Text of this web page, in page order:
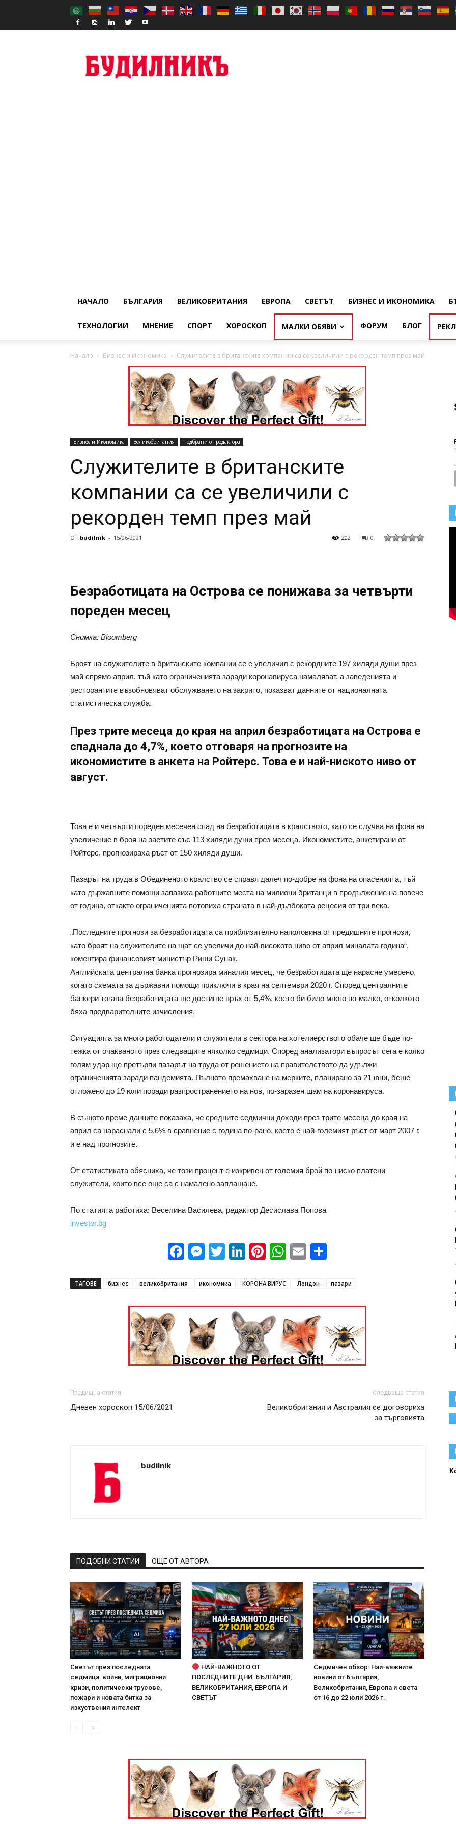
НАЧАЛО БЪЛГАРИЯ ВЕЛИКОБРИТАНИЯ ЕВРОПА СВЕТЪТ БИЗНЕС И ИКОНОМИКА
ТЕХНОЛОГИИ МНЕНИЕ СПОРТ ХОРОСКОП МАЛКИ ОБЯВИ ФОРУМ БЛОГ
Начало Бизнес и Икономика Служителите в британските компании са се увеличили с рекорден темп през май
Бизнес и Икономика Великобритания Подбрани от редактора
Служителите в британските
компании са се увеличили с
рекорден темп през май
От budilnik - 15/06/2021 0
202
Безработицата на Острова се понижава за четвърти
пореден месец
Снимка: Bloomberg
Броят на служителите в британските компании се е увеличил с рекордните 197 хиляди души през
май спрямо април, тъй като ограниченията заради коронавируса намаляват, а заведенията и
ресторантите възобновяват обслужването на закрито, показват данните от националната
статистическа служба.
През трите месеца до края на април безработицата на Острова е
спаднала до 4,7%, което отговаря на прогнозите на
икономистите в анкета на Ройтерс. Това е и най-ниското ниво от
август.
Това е и четвърти пореден месечен спад на безработицата в кралството, като се случва на фона на
увеличение в броя на заетите със 113 хиляди души през месеца. Икономистите, анкетирани от
Ройтерс, прогнозираха ръст от 150 хиляди души.
Пазарът на труда в Обединеното кралство се справя далеч по-добре на фона на опасенията, тъй
като държавните помощи запазиха работните места на милиони британци в продължение на повече
от година, откакто ограниченията потопиха страната в най-дълбоката рецесия от три века.
„Последните прогнози за безработицата са приблизително наполовина от предишните прогнози,
като броят на служителите на щат се увеличи до най-високото ниво от април миналата година“,
коментира финансовият министър Риши Сунак.
Английската централна банка прогнозира миналия месец, че безработицата ще нарасне умерено,
когато схемата за държавни помощи приключи в края на септември 2020 г. Според централните
банкери тогава безработицата ще достигне връх от 5,4%, което би било много по-малко, отколкото
бяха предварителните изчисления.
Ситуацията за много работодатели и служители в сектора на хотелиерството обаче ще бъде по-
тежка от очакваното през следващите няколко седмици. Според анализатори въпросът сега е колко
голям удар ще претърпи пазарът на труда от решението на правителството да удължи
ограниченията заради пандемията. Пълното премахване на мерките, планирано за 21 юни, беше
отложено до 19 юли поради разпространението на нов, по-заразен щам на коронавируса.
В същото време данните показаха, че средните седмични доходи през трите месеца до края на
април са нараснали с 5,6% в сравнение с година по-рано, което е най-големият ръст от март 2007 г.
и е над прогнозите.
От статистиката обясниха, че този процент е изкривен от големия брой по-ниско платени
служители, които все още са с намалено заплащане.
По статията работиха: Веселина Василева, редактор Десислава Попова
investor.bg
Facebook
Messenger
Twitter
LinkedIn
Pinterest
WhatsApp
Email
ТАГОВЕ бизнес великобритания икономика КОРОНА ВИРУС Лондон пазари
Предишна статия
Дневен хороскоп 15/06/2021
Следваща статия
Великобритания и Австралия се договориха
за търговията
budilnik
ПОДОБНИ СТАТИИ ОЩЕ ОТ АВТОРА
Светът през последната
седмица: войни, миграционни
кризи, политически трусове,
пожари и новата битка за
изкуствения интелект
НАЙ-ВАЖНОТО ОТ
ПОСЛЕДНИТЕ ДНИ: БЪЛГАРИЯ,
ВЕЛИКОБРИТАНИЯ, ЕВРОПА И
СВЕТЪТ
Седмичен обзор: Най-важните
новини от България,
Великобритания, Европа и света
от 16 до 22 юли 2026 г.